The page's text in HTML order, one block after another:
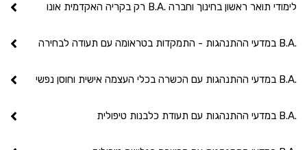
לימודי תואר ראשון בחינוך וחברה .B.A רק בקריה האקדמית אונו
.B.A במדעי ההתנהגות - התמקדות בטראומה עם תעודה לבחירה
.B.A במדעי ההתנהגות עם הכשרה בכלי העצמה אישית וחוסן נפשי
.B.A במדעי ההתנהגות עם תעודת כלבנות טיפולית